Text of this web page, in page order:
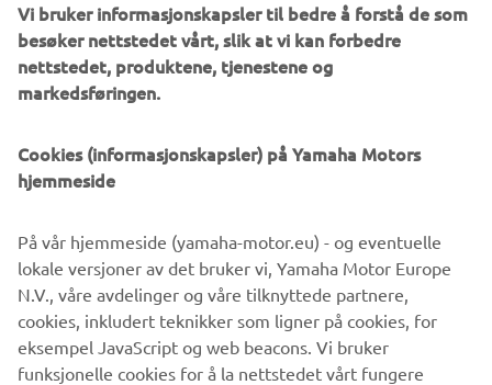
sakker av, slik at du kan fokusere på det du ønsker med
sikkerhet for at motorene alltid fungerer effektivt.
Trim assist er angitt spesifikt for båten fra den nyeste
forhåndsinnstilling som kan justeres for å matche
båtspesifikasjonene via hovedmenyen. Når den er innstilt,
kombinert med Helm Master EX Autopilot, informasjon
om båtens hastighet fra GPS-en.
Vi bruker informasjonskapsler til bedre å forstå de som
besøker nettstedet vårt, slik at vi kan forbedre
nettstedet, produktene, tjenestene og
markedsføringen.
Cookies (informasjonskapsler) på Yamaha Motors
hjemmeside
På vår hjemmeside (yamaha-motor.eu) - og eventuelle
lokale versjoner av det bruker vi, Yamaha Motor Europe
N.V., våre avdelinger og våre tilknyttede partnere,
cookies, inkludert teknikker som ligner på cookies, for
eksempel JavaScript og web beacons. Vi bruker
funksjonelle cookies for å la nettstedet vårt fungere